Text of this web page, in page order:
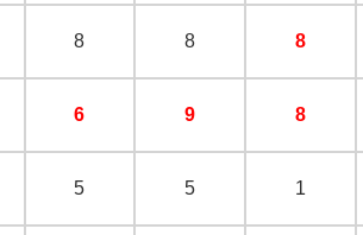
8 8 8
6 9 8
5 5 1